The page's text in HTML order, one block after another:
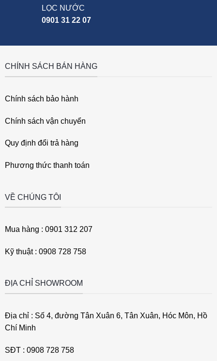
LỌC NƯỚC
0901 31 22 07
CHÍNH SÁCH BÁN HÀNG
Chính sách bảo hành
Chính sách vận chuyển
Quy định đổi trả hàng
Phương thức thanh toán
VỀ CHÚNG TÔI
Mua hàng : 0901 312 207
Kỹ thuật : 0908 728 758
ĐỊA CHỈ SHOWROOM
Địa chỉ : Số 4, đường Tân Xuân 6, Tân Xuân, Hóc Môn, Hồ
Chí Minh
SĐT : 0908 728 758